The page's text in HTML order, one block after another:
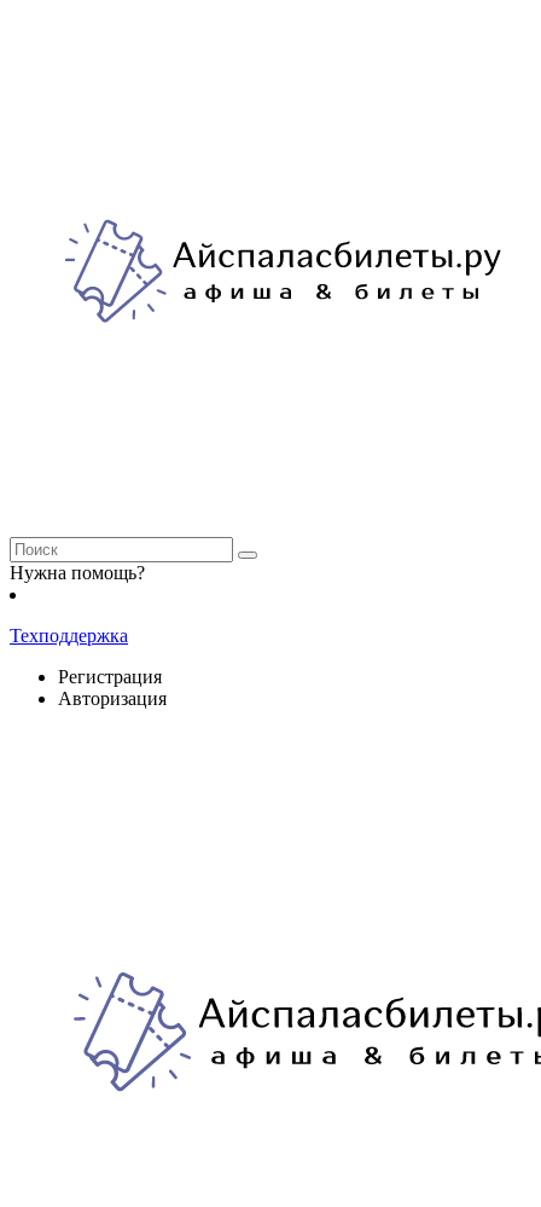
Нужна помощь?
Техподдержка
Регистрация
Авторизация